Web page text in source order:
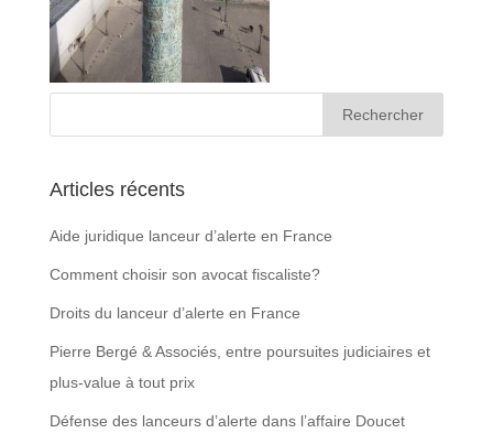
Articles récents
Aide juridique lanceur d’alerte en France
Comment choisir son avocat fiscaliste?
Droits du lanceur d’alerte en France
Pierre Bergé & Associés, entre poursuites judiciaires et
plus-value à tout prix
Défense des lanceurs d’alerte dans l’affaire Doucet